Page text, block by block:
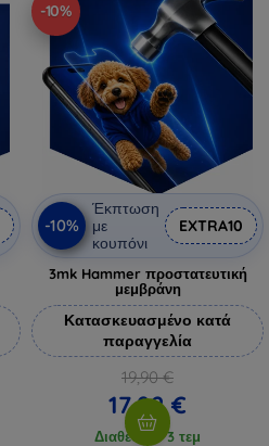
-10%
-10%
Έκπτωση
με
κουπόνι
EXTRA10
3mk Hammer προστατευτική
μεμβράνη
Κατασκευασμένο κατά
παραγγελία
19,90 €
17,92 €
Διαθέσιμο 3 τεμ